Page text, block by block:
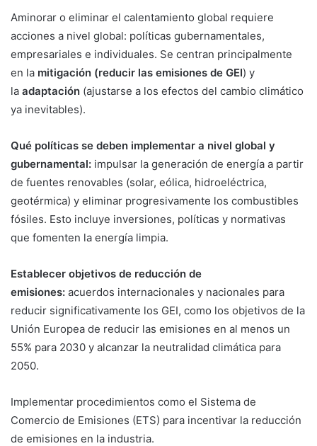
Aminorar o eliminar el calentamiento global requiere
acciones a nivel global: políticas gubernamentales,
empresariales e individuales. Se centran principalmente
en la mitigación (reducir las emisiones de GEI) y
la adaptación (ajustarse a los efectos del cambio climático
ya inevitables).
Qué políticas se deben implementar a nivel global y
gubernamental: impulsar la generación de energía a partir
de fuentes renovables (solar, eólica, hidroeléctrica,
geotérmica) y eliminar progresivamente los combustibles
fósiles. Esto incluye inversiones, políticas y normativas
que fomenten la energía limpia.
Establecer objetivos de reducción de
emisiones: acuerdos internacionales y nacionales para
reducir significativamente los GEI, como los objetivos de la
Unión Europea de reducir las emisiones en al menos un
55% para 2030 y alcanzar la neutralidad climática para
2050.
Implementar procedimientos como el Sistema de
Comercio de Emisiones (ETS) para incentivar la reducción
de emisiones en la industria.